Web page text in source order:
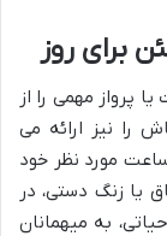
برای روز
پرواز مهمی را از
را نیز ارائه می
مورد نظر خود
یا زنگ دستی، در
به میهمانان